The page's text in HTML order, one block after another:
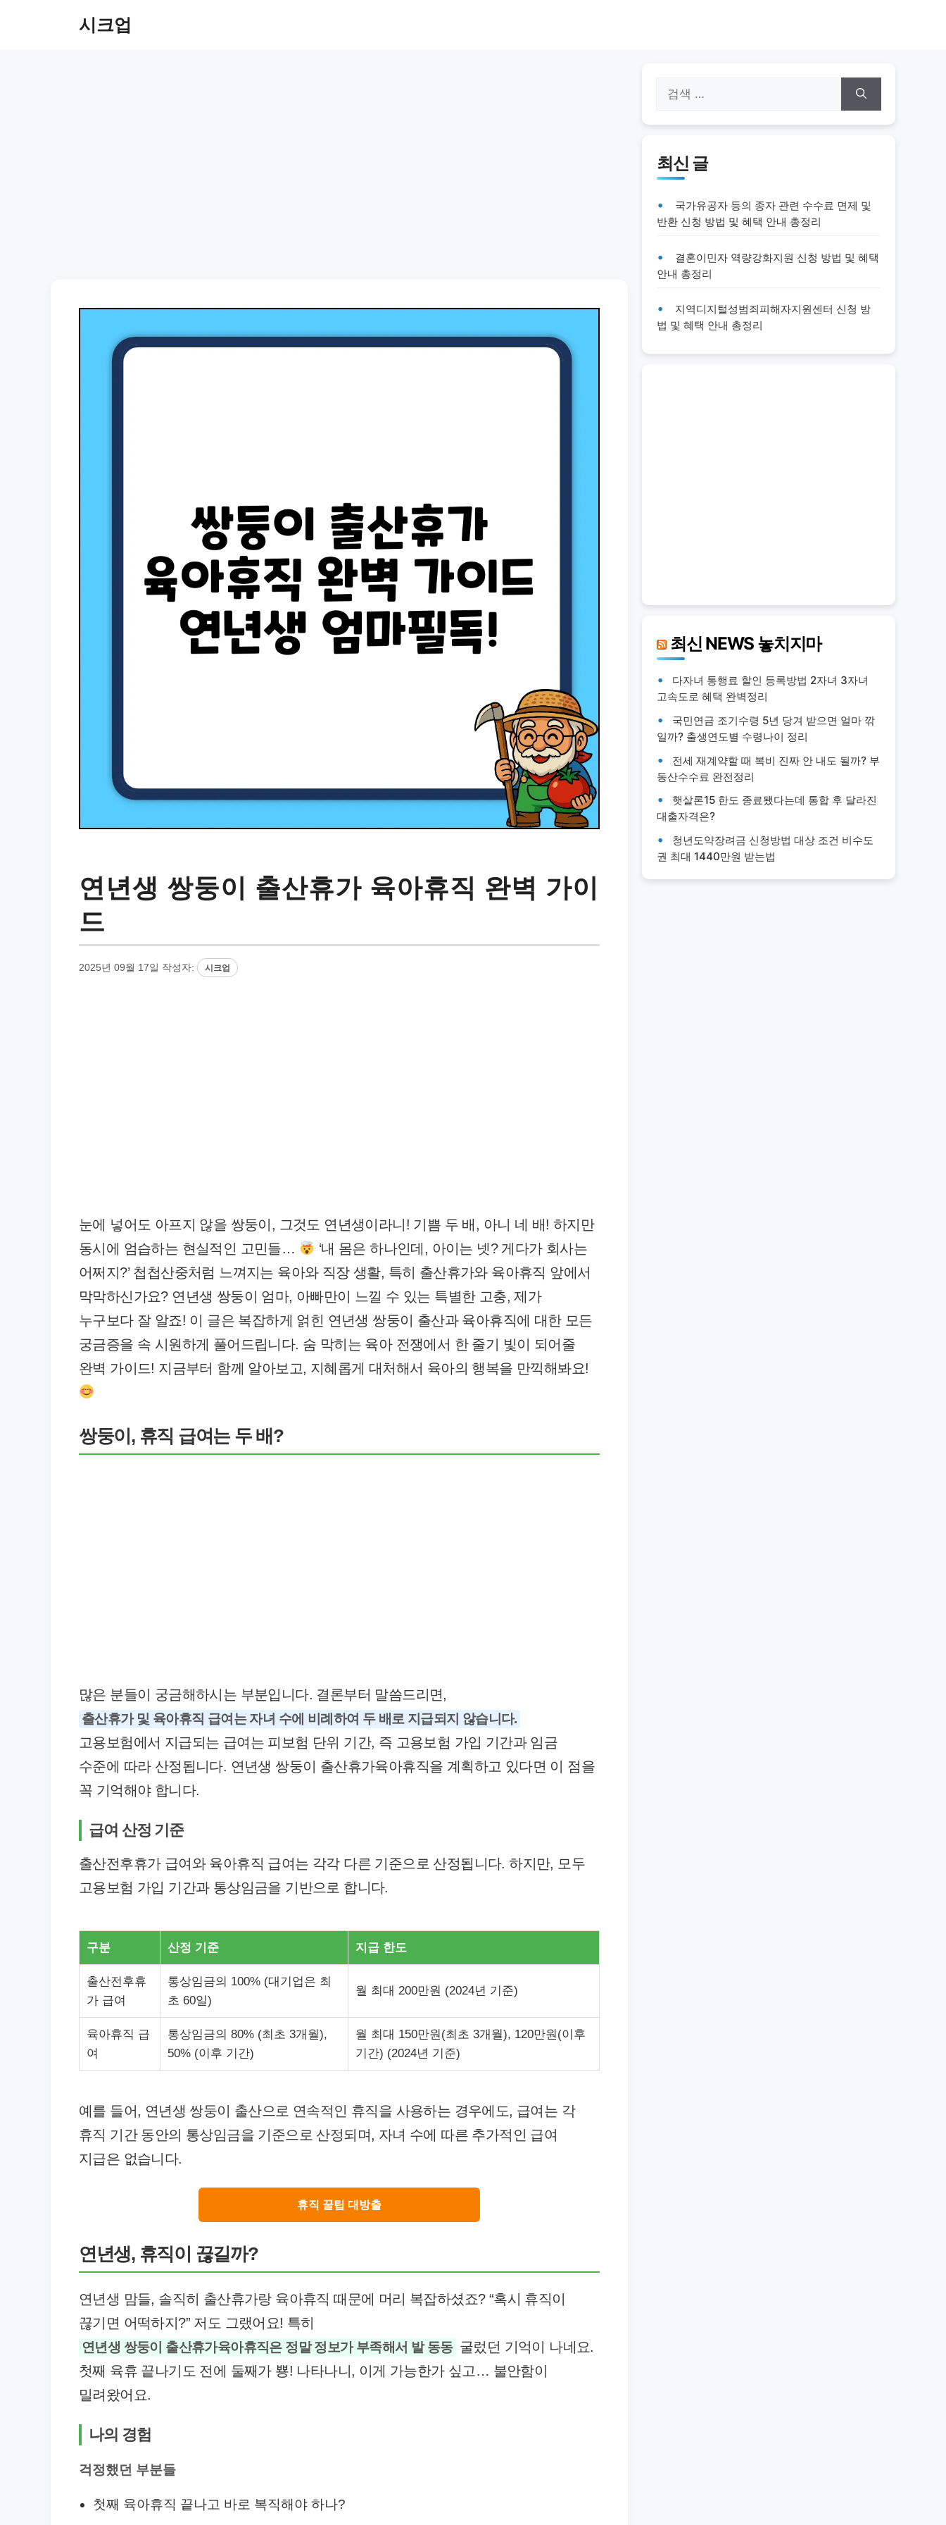
시크업
연년생 쌍둥이 출산휴가 육아휴직 완벽 가이
드
2025년 09월 17일 작성자: 시크업
눈에 넣어도 아프지 않을 쌍둥이, 그것도 연년생이라니! 기쁨 두 배, 아니 네 배! 하지만
동시에 엄습하는 현실적인 고민들…
‘내 몸은 하나인데, 아이는 넷? 게다가 회사는
어쩌지?’ 첩첩산중처럼 느껴지는 육아와 직장 생활, 특히 출산휴가와 육아휴직 앞에서
막막하신가요? 연년생 쌍둥이 엄마, 아빠만이 느낄 수 있는 특별한 고충, 제가
누구보다 잘 알죠! 이 글은 복잡하게 얽힌 연년생 쌍둥이 출산과 육아휴직에 대한 모든
궁금증을 속 시원하게 풀어드립니다. 숨 막히는 육아 전쟁에서 한 줄기 빛이 되어줄
완벽 가이드! 지금부터 함께 알아보고, 지혜롭게 대처해서 육아의 행복을 만끽해봐요!
쌍둥이, 휴직 급여는 두 배?
많은 분들이 궁금해하시는 부분입니다. 결론부터 말씀드리면,
출산휴가 및 육아휴직 급여는 자녀 수에 비례하여 두 배로 지급되지 않습니다.
고용보험에서 지급되는 급여는 피보험 단위 기간, 즉 고용보험 가입 기간과 임금
수준에 따라 산정됩니다. 연년생 쌍둥이 출산휴가육아휴직을 계획하고 있다면 이 점을
꼭 기억해야 합니다.
급여 산정 기준
출산전후휴가 급여와 육아휴직 급여는 각각 다른 기준으로 산정됩니다. 하지만, 모두
고용보험 가입 기간과 통상임금을 기반으로 합니다.
구분 산정 기준 지급 한도
출산전후휴
가 급여
통상임금의 100% (대기업은 최
초 60일)
월 최대 200만원 (2024년 기준)
육아휴직 급
여
통상임금의 80% (최초 3개월),
50% (이후 기간)
월 최대 150만원(최초 3개월), 120만원(이후
기간) (2024년 기준)
예를 들어, 연년생 쌍둥이 출산으로 연속적인 휴직을 사용하는 경우에도, 급여는 각
휴직 기간 동안의 통상임금을 기준으로 산정되며, 자녀 수에 따른 추가적인 급여
지급은 없습니다.
휴직 꿀팁 대방출
연년생, 휴직이 끊길까?
연년생 맘들, 솔직히 출산휴가랑 육아휴직 때문에 머리 복잡하셨죠? “혹시 휴직이
끊기면 어떡하지?” 저도 그랬어요! 특히
연년생 쌍둥이 출산휴가육아휴직은 정말 정보가 부족해서 발 동동 굴렀던 기억이 나네요.
첫째 육휴 끝나기도 전에 둘째가 뿅! 나타나니, 이게 가능한가 싶고… 불안함이
밀려왔어요.
나의 경험
걱정했던 부분들
첫째 육아휴직 끝나고 바로 복직해야 하나?
색:
최신 글
국가유공자 등의 종자 관련 수수료 면제 및
반환 신청 방법 및 혜택 안내 총정리
결혼이민자 역량강화지원 신청 방법 및 혜택
안내 총정리
지역디지털성범죄피해자지원센터 신청 방
법 및 혜택 안내 총정리
최신 NEWS 놓치지마
다자녀 통행료 할인 등록방법 2자녀 3자녀
고속도로 혜택 완벽정리
국민연금 조기수령 5년 당겨 받으면 얼마 깎
일까? 출생연도별 수령나이 정리
전세 재계약할 때 복비 진짜 안 내도 될까? 부
동산수수료 완전정리
햇살론15 한도 종료됐다는데 통합 후 달라진
대출자격은?
청년도약장려금 신청방법 대상 조건 비수도
권 최대 1440만원 받는법